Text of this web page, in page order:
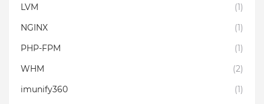
LVM
(1)
NGINX
(1)
PHP-FPM
(1)
WHM
(2)
imunify360
(1)